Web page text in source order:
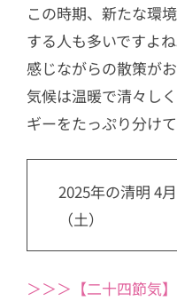
この時期、新たな環
する人も多いですよ
感じながらの散策が
気候は温暖で清々し
ギーをたっぷり分け
2025年の清明 4
（土）
＞＞＞【二十四節気